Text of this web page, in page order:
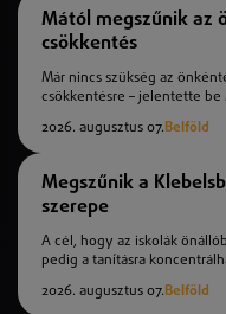
Mától megszűnik az
csökkentés
Már nincs szükség az
csökkentésre – jelentette be
2026. augusztus 07.Belföld
Megszűnik a
szerepe
A cél, hogy az iskolák
pedig a tanításra
2026. augusztus 07.Belföld